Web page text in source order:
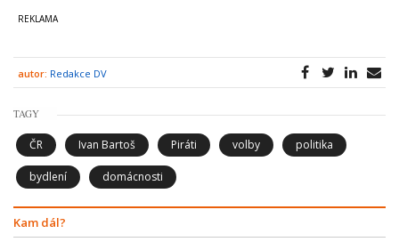
autor: Redakce DV
TAGY
ČR Ivan Bartoš Piráti volby politika
bydlení domácnosti
Kam dál?